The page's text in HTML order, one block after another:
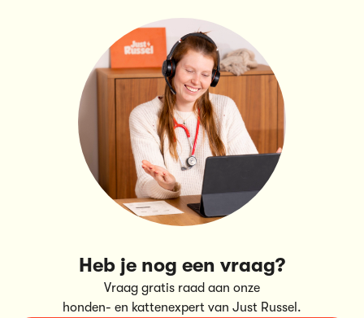
Heb je nog een vraag?
Vraag gratis raad aan onze
honden- en kattenexpert van Just Russel.